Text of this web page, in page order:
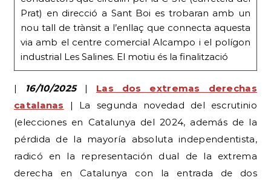
Prat) en direcció a Sant Boi es trobaran amb un
nou tall de trànsit a l’enllaç que connecta aquesta
via amb el centre comercial Alcampo i el polígon
industrial Les Salines. El motiu és la finalització
| 16/10/2025| Las dos extremas derechas
catalanas | La segunda novedad del escrutinio
(elecciones en Catalunya del 2024, además de la
pérdida de la mayoría absoluta independentista,
radicó en la representación dual de la extrema
derecha en Catalunya con la entrada de dos